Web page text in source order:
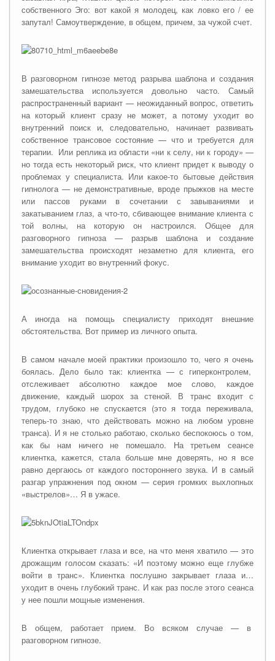
собственного Эго: вот какой я молодец, как ловко его / ее
запутал! Самоутверждение, в общем, причем, за чужой счет.
В разговорном гипнозе метод разрыва шаблона и создания
замешательства используется довольно часто. Самый
распространенный вариант — неожиданный вопрос, ответить
на который клиент сразу не может, а потому уходит во
внутренний поиск и, следовательно, начинает развивать
собственное трансовое состояние — что и требуется для
терапии. Или реплика из области «ни к селу, ни к городу» —
но тогда есть некоторый риск, что клиент придет к выводу о
проблемах у специалиста. Или какое-то бытовые действия
гипнолога — не демонстративные, вроде прыжков на месте
или пассов руками в сочетании с завываниями и
закатыванием глаз, а что-то, сбивающее внимание клиента с
той волны, на которую он настроился. Общее для
разговорного гипноза — разрыв шаблона и создание
замешательства происходят незаметно для клиента, его
внимание уходит во внутренний фокус.
А иногда на помощь специалисту приходят внешние
обстоятельства. Вот пример из личного опыта.
В самом начале моей практики произошло то, чего я очень
боялась. Дело было так: клиентка — с гиперконтролем,
отслеживает абсолютно каждое мое слово, каждое
движение, каждый шорох за стеной. В транс входит с
трудом, глубоко не спускается (это я тогда переживала,
теперь-то знаю, что действовать можно на любом уровне
транса). И я не столько работаю, сколько беспокоюсь о том,
как бы нам ничего не помешало. На третьем сеансе
клиентка, кажется, стала больше мне доверять, но я все
равно дергаюсь от каждого постороннего звука. И в самый
разгар упражнения под окном — серия громких выхлопных
«выстрелов»… Я в ужасе.
Клиентка открывает глаза и все, на что меня хватило — это
дрожащим голосом сказать: «И поэтому можно еще глубже
войти в транс». Клиентка послушно закрывает глаза и…
уходит в очень глубокий транс. И как раз после этого сеанса
у нее пошли мощные изменения.
В общем, работает прием. Во всяком случае — в
разговорном гипнозе.